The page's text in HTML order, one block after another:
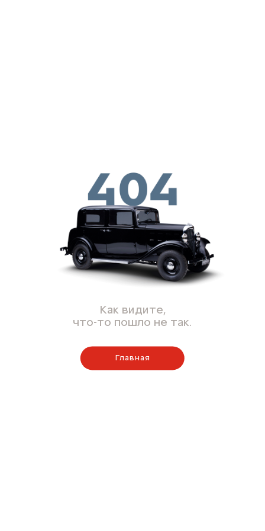
Как видите,
что-то пошло не так.
Главная